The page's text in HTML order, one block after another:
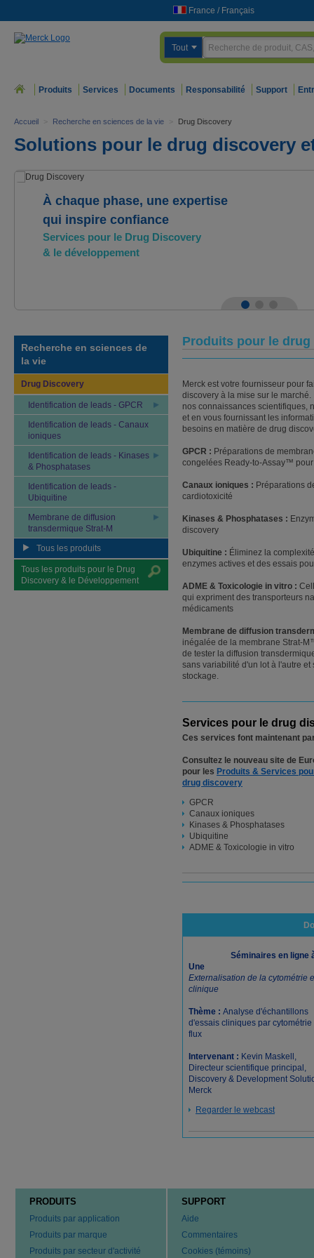
France / Français
Tout
Produits Services Documents Responsabilité Support
Accueil > Recherche en sciences de la vie > Drug Discovery
Solutions pour le drug discovery
À chaque phase, une expertise
qui inspire confiance
Services pour le Drug Discovery
& le développement
Recherche en sciences de
la vie
Drug Discovery
Identification de leads - GPCR
Identification de leads - Canaux
ioniques
Identification de leads - Kinases
& Phosphatases
Identification de leads -
Ubiquitine
Membrane de diffusion
transdermique Strat-M
Tous les produits
Tous les produits pour le Drug
Discovery & le Développement
Produits pour le
Merck est votre fournisseur pour
discovery à la mise sur le
nos connaissances scientifiques,
et en vous fournissant les
besoins en matière de drug
GPCR : Préparations de
congelées Ready-to-Assay™
Canaux ioniques : Préparations
cardiotoxicité
Kinases & Phosphatases :
discovery
Ubiquitine : Éliminez la
enzymes actives et des essais
ADME & Toxicologie in vitro :
qui expriment des transporteurs
médicaments
Membrane de diffusion
inégalée de la membrane Strat-
de tester la diffusion
sans variabilité d'un lot à l'autre
stockage.
Services pour le drug
Ces services font maintenant
Consultez le nouveau site de
pour les Produits & Services
drug discovery
GPCR
Canaux ioniques
Kinases & Phosphatases
Ubiquitine
ADME & Toxicologie in vitro
Séminaires en ligne
Une
Externalisation de la cytométrie
clinique
Thème : Analyse d'échantillons
d'essais cliniques par cytométrie
flux
Intervenant : Kevin Maskell,
Directeur scientifique principal,
Discovery & Development
Merck
Regarder le webcast
PRODUITS
Produits par application
Produits par marque
Produits par secteur d'activité
SUPPORT
Aide
Commentaires
Cookies (témoins)